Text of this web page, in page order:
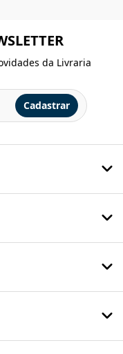
da Livraria
Cadastrar